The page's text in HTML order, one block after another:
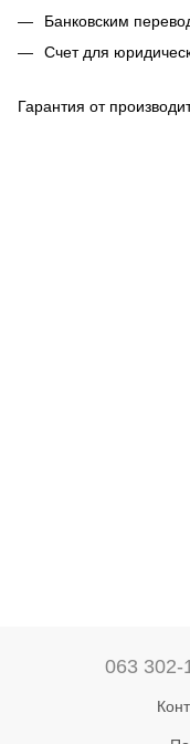
Банковским
Счет для
Гарантия от
063 302-